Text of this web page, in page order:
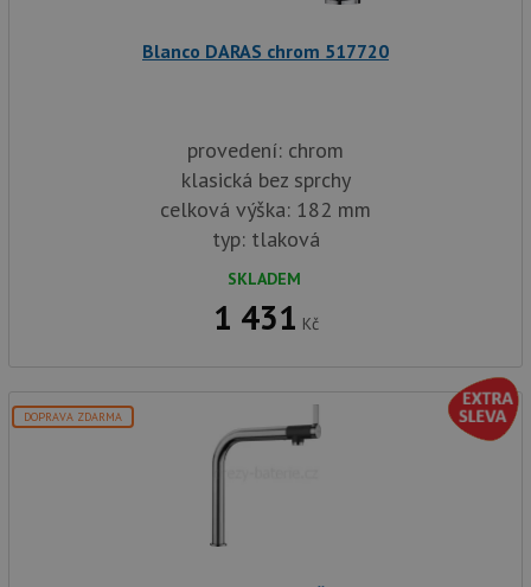
Blanco DARAS chrom 517720
provedení: chrom
klasická bez sprchy
celková výška: 182 mm
typ: tlaková
SKLADEM
1 431 Kč
DOPRAVA ZDARMA